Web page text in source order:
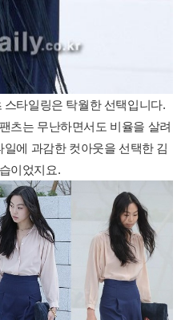
타일링은 탁월한 선택입니다.
츠는 무난하면서도 비율을 살려
에 과감한 컷아웃을 선택한 김
이었지요.